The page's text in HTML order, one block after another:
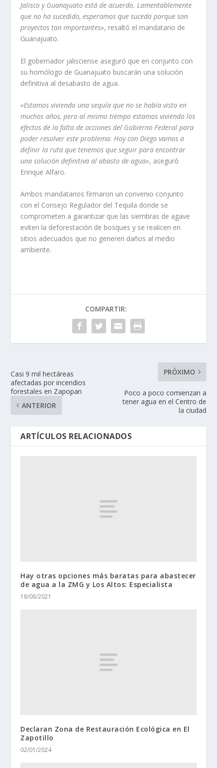
Jalisco y Guanajuato está de acuerdo. Lamentablemente
que no ha sucedido, esperamos que suceda porque son
proyectos tan importantes», resaltó el mandatario de
Guanajuato.
El gobernador jalisciense aseguró que en conjunto con
su homólogo de Guanajuato buscarán una solución
definitiva al desabasto de agua.
«Estamos viviendo una sequía que no se había visto en
muchos años, pero al mismo tiempo estamos viviendo los
efectos de la falta de acciones del Gobierno Federal para
poder resolver este problema. Hoy con Diego vamos a
definir la ruta que tenemos que seguir para encontrar
una solución definitiva al abasto de agua», aseguró
Enrique Alfaro.
Ambos mandatarios firmaron un convenio conjunto
con el Consejo Regulador del Tequila donde se
comprometen a garantizar que las siembras de agave
eviten la deforestación de bosques y se realicen en
sitios adecuados que no generen daños al medio
ambiente.
COMPARTIR:
Casi 9 mil hectáreas
afectadas por incendios
forestales en Zapopan
ANTERIOR
PRÓXIMO
Poco a poco comienzan a
tener agua en el Centro de
la ciudad
ARTÍCULOS RELACIONADOS
Hay otras opciones más baratas para abastecer
de agua a la ZMG y Los Altos: Especialista
18/08/2021
Declaran Zona de Restauración Ecológica en El
Zapotillo
02/01/2024